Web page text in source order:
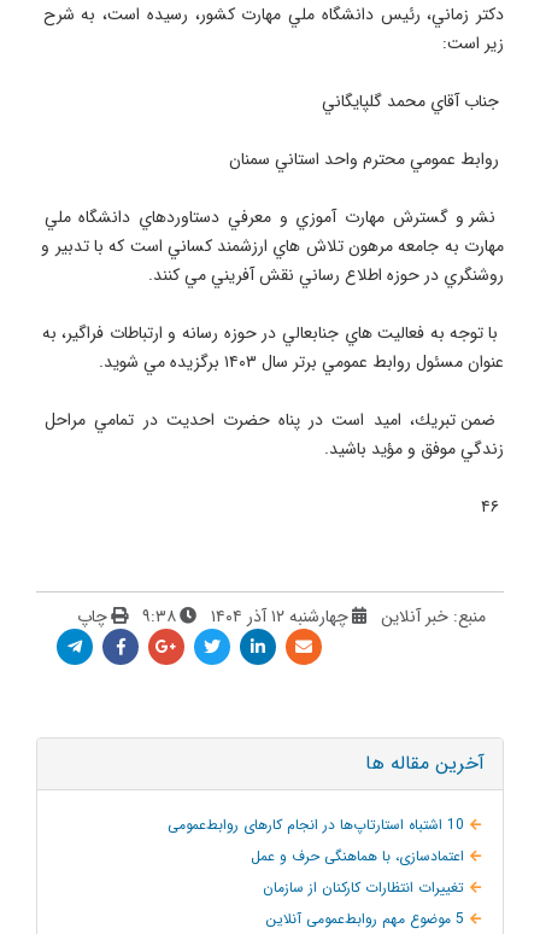
دكتر زماني، رئيس دانشگاه ملي مهارت كشور، رسيده است، به شرح
نشر و گسترش مهارت آموزي و معرفي دستاوردهاي دانشگاه ملي
مهارت به جامعه مرهون تلاش هاي ارزشمند كساني است كه با تدبير و
با توجه به فعاليت هاي جنابعالي در حوزه رسانه و ارتباطات فراگير، به
ضمن تبريك، اميد است در پناه حضرت احديت در تمامي مراحل
منبع: خبر آنلاین چهارشنبه ۱۲ آذر ۱۴۰۴ ۹:۳۸ چاپ
آخرین مقاله ها
10 اشتباه استارتاپ‌ها در انجام کارهای روابط‌عمومی
اعتمادسازی، با هماهنگی حرف و عمل
تغییرات انتظارات کارکنان از سازمان
5 موضوع مهم روابط‌عمومی آنلاین